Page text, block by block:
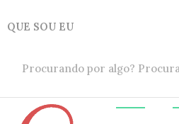
QUE SOU EU